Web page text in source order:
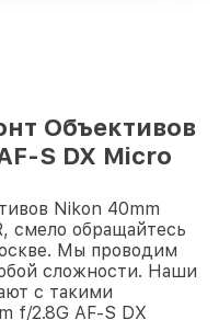
Объективов
S DX Micro
Nikon 40mm
смело обращайтесь
Мы проводим
сложности. Наши
с такими
f/2.8G AF-S DX